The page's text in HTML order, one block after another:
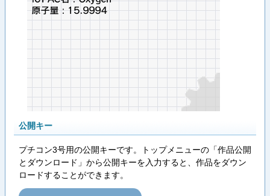
公開キー
プチコン3号用の公開キーです。トップメニューの「作品公開
とダウンロード」から公開キーを入力すると、作品をダウン
ロードすることができます。